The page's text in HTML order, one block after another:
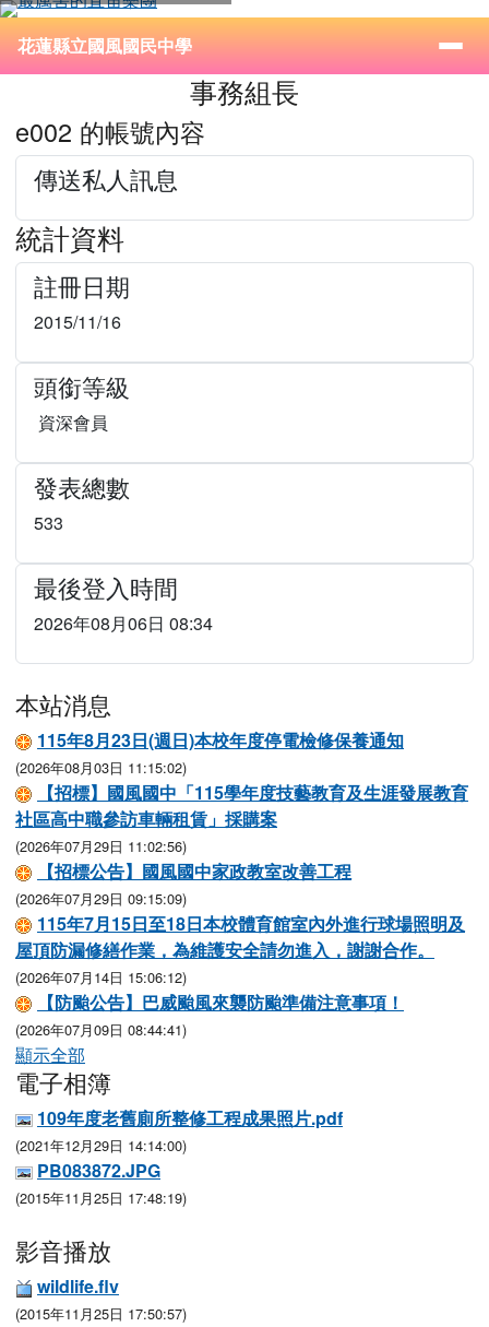
跳至主內容區
花蓮縣立國風國民中學
⏸
導覽列
花蓮縣立國風國民中學
事務組長
e002 的帳號內容
傳送私人訊息
統計資料
註冊日期
2015/11/16
頭銜等級
資深會員
發表總數
533
最後登入時間
2026年08月06日 08:34
本站消息
115年8月23日(週日)本校年度停電檢修保養通知
(2026年08月03日 11:15:02)
【招標】國風國中「115學年度技藝教育及生涯發展教育
社區高中職參訪車輛租賃」採購案
(2026年07月29日 11:02:56)
【招標公告】國風國中家政教室改善工程
(2026年07月29日 09:15:09)
115年7月15日至18日本校體育館室內外進行球場照明及
屋頂防漏修繕作業，為維護安全請勿進入，謝謝合作。
(2026年07月14日 15:06:12)
【防颱公告】巴威颱風來襲防颱準備注意事項！
(2026年07月09日 08:44:41)
顯示全部
電子相簿
109年度老舊廁所整修工程成果照片.pdf
(2021年12月29日 14:14:00)
PB083872.JPG
(2015年11月25日 17:48:19)
影音播放
wildlife.flv
(2015年11月25日 17:50:57)